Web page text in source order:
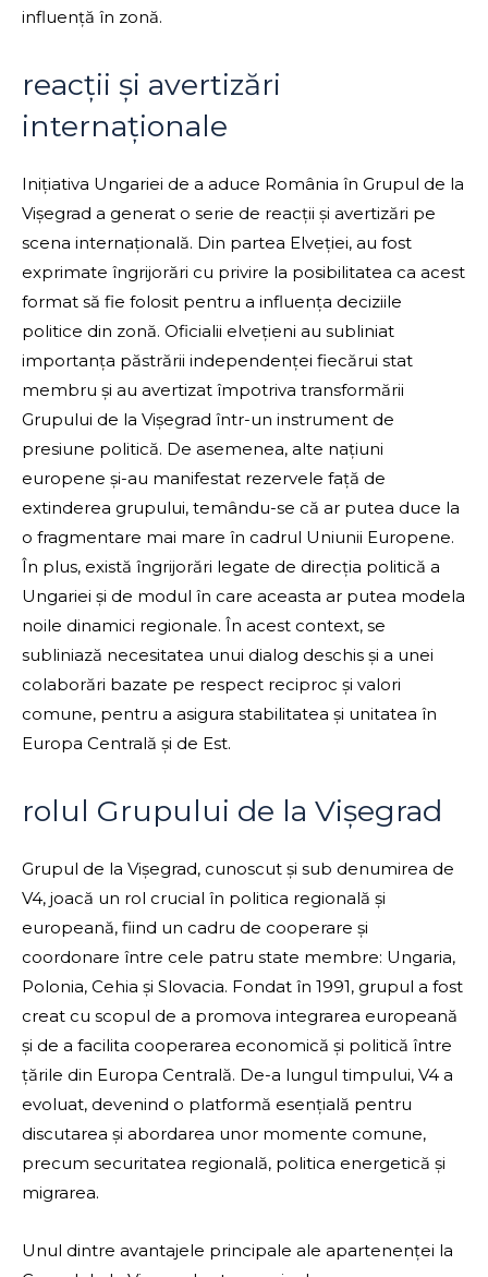
influență în zonă.
reacții și avertizări
internaționale
Inițiativa Ungariei de a aduce România în Grupul de la
Vișegrad a generat o serie de reacții și avertizări pe
scena internațională. Din partea Elveției, au fost
exprimate îngrijorări cu privire la posibilitatea ca acest
format să fie folosit pentru a influența deciziile
politice din zonă. Oficialii elvețieni au subliniat
importanța păstrării independenței fiecărui stat
membru și au avertizat împotriva transformării
Grupului de la Vișegrad într-un instrument de
presiune politică. De asemenea, alte națiuni
europene și-au manifestat rezervele față de
extinderea grupului, temându-se că ar putea duce la
o fragmentare mai mare în cadrul Uniunii Europene.
În plus, există îngrijorări legate de direcția politică a
Ungariei și de modul în care aceasta ar putea modela
noile dinamici regionale. În acest context, se
subliniază necesitatea unui dialog deschis și a unei
colaborări bazate pe respect reciproc și valori
comune, pentru a asigura stabilitatea și unitatea în
Europa Centrală și de Est.
rolul Grupului de la Vișegrad
Grupul de la Vișegrad, cunoscut și sub denumirea de
V4, joacă un rol crucial în politica regională și
europeană, fiind un cadru de cooperare și
coordonare între cele patru state membre: Ungaria,
Polonia, Cehia și Slovacia. Fondat în 1991, grupul a fost
creat cu scopul de a promova integrarea europeană
și de a facilita cooperarea economică și politică între
țările din Europa Centrală. De-a lungul timpului, V4 a
evoluat, devenind o platformă esențială pentru
discutarea și abordarea unor momente comune,
precum securitatea regională, politica energetică și
migrarea.
Unul dintre avantajele principale ale apartenenței la